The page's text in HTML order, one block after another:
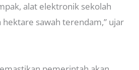
alat elektronik sekolah
sawah terendam,” ujar